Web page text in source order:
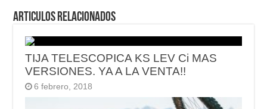
Articulos relacionados
TIJA TELESCOPICA KS LEV Ci MAS
VERSIONES. YA A LA VENTA!!
6 febrero, 2018